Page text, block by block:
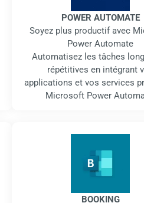
POWER AUTOMATE
Soyez plus productif avec
Power Automate
Automatisez les tâches
répétitives en intégrant
applications et vos services
Microsoft Power
BOOKING